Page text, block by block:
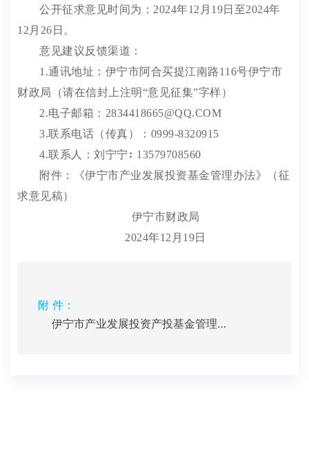
公开征求意见时间为： 2024年12 月 19日至2024年
12 月 26 日。
意见建议反馈渠道：
1.通讯地址：伊宁市阿合买提江南路116号伊宁市
财政局（请在信封上注明“意见征集”字样）
2.电子邮箱： 2834418665@QQ.COM
3.联系电话（传真）：0999-8320915
4.联系人： 刘宁宁 ⠆ 13579708560
附件：《伊宁市产业发展投资基金管理办法》（征
求意见稿）
伊宁市财政局
2024年12 月 19日
附 件：
伊宁市产业发展投资产投基金管理办法（征求意见稿）.docx